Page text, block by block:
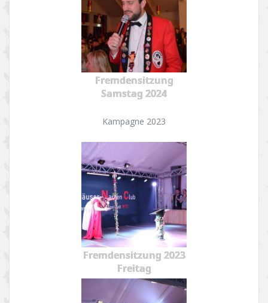
Fremdensitzung
Samstag 2024
Kampagne 2023
Fremdensitzung 2023
Freitag